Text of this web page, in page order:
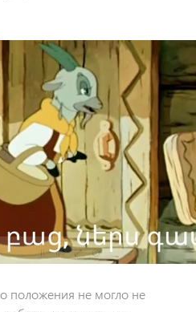
положения не могло не